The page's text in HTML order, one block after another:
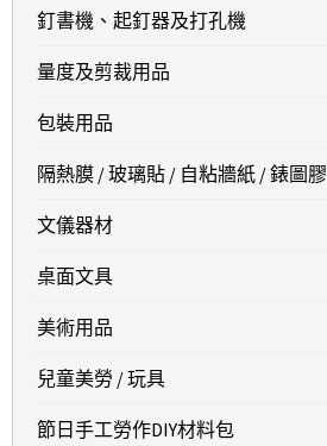
釘書機、起釘器及打孔機
量度及剪裁用品
包裝用品
隔熱膜 / 玻璃貼 / 自粘牆紙 / 錶圖膠
文儀器材
桌面文具
美術用品
兒童美勞 / 玩具
節日手工勞作DIY材料包